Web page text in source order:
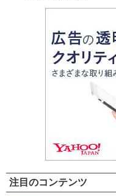
注目のコンテンツ